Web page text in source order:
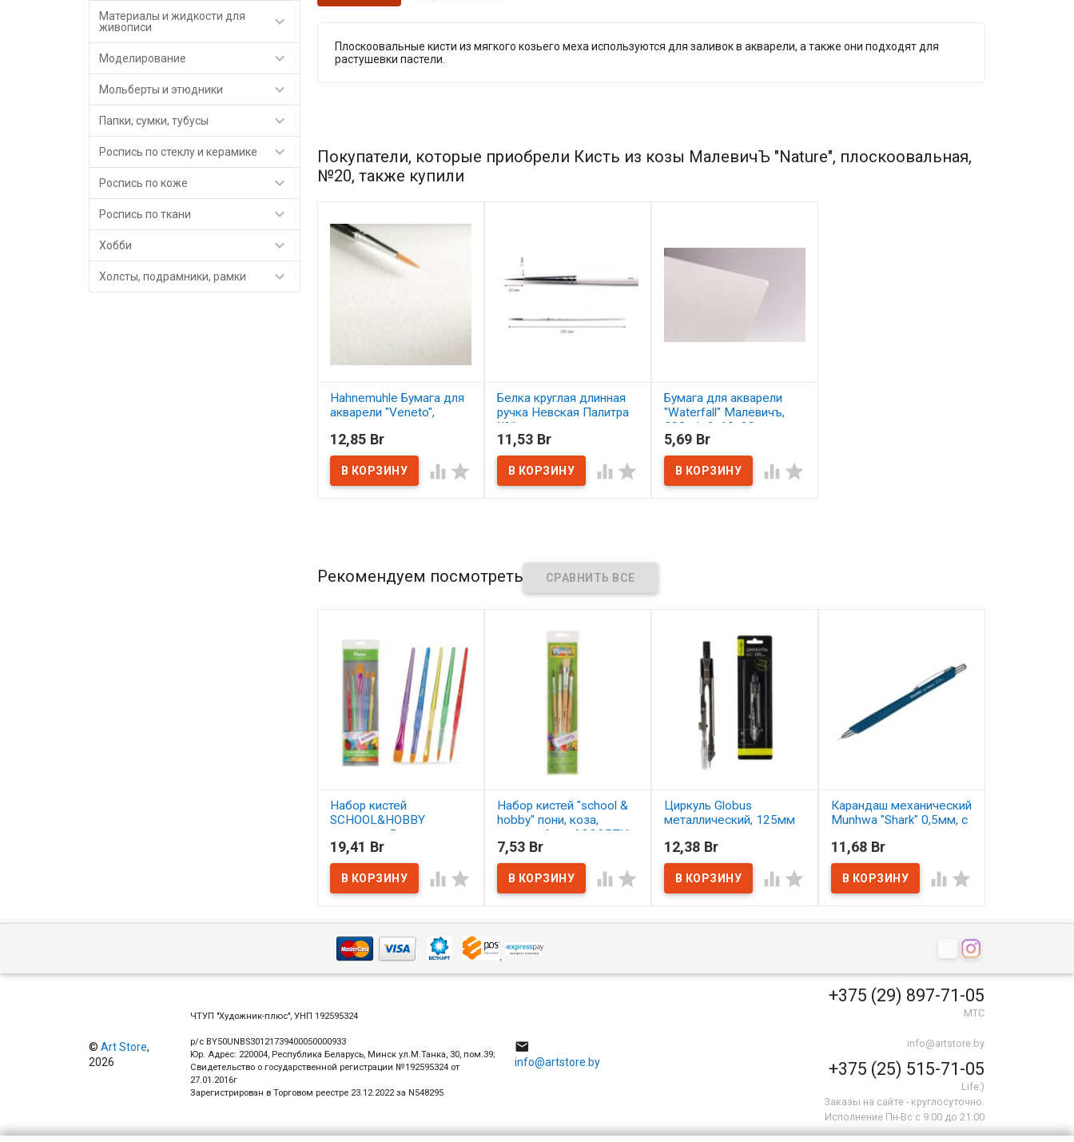
Материалы и жидкости для
живописи

Моделирование 
Мольберты и этюдники 
Папки, сумки, тубусы 
Роспись по стеклу и керамике 
Роспись по коже 
Роспись по ткани 
Хобби 
Холсты, подрамники, рамки 
Плоскоовальные кисти из мягкого козьего меха используются для заливок в акварели, а также они подходят для
растушевки пастели.
Покупатели, которые приобрели Кисть из козы МалевичЪ "Nature", плоскоовальная,
№20, также купили
Hahnemuhle Бумага для
акварели "Veneto",
гладкая - оборот, 50х65
см, 325 г/м2
В наличии
12,85 Br
 
Белка круглая длинная
ручка Невская Палитра
№1
В наличии
11,53 Br
 
Бумага для акварели
"Waterfall" Малевичъ,
300 г/м2, 60х80
В наличии
5,69 Br
 
Рекомендуем посмотреть
Набор кистей
SCHOOL&HOBBY
синтетика 5 шт.
АССОРТИ
В наличии
19,41 Br
 
Набор кистей "school &
hobby" пони, коза,
щетина 4 шт. АССОРТИ
В наличии
7,53 Br
 
Циркуль Globus
металлический, 125мм
В наличии
12,38 Br
 
Карандаш механический
Munhwa "Shark" 0,5мм, с
В наличии
11,68 Br
 
©Art Store,
2026
ЧТУП "Художник-плюс", УНП 192595324
р/с BY50UNBS30121739400050000933
Юр. Адрес: 220004, Республика Беларусь, Минск ул.М.Танка, 30, пом.39;
Свидетельство о государственной регистрации №192595324 от
27.01.2016г
Зарегистрирован в Торговом реестре 23.12.2022 за N548295

info@artstore.by
+375 (29) 897-71-05
МТС
info@artstore.by
+375 (25) 515-71-05
Life:)
Заказы на сайте - круглосуточно.
Исполнение Пн-Вс с 9:00 до 21:00